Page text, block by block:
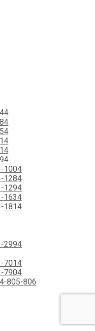
1004
1284
1294
1634
1814
2994
7014
7904
805-806